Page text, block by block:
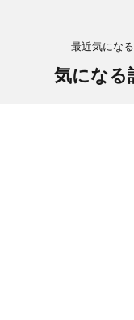
最近気にな
気になる